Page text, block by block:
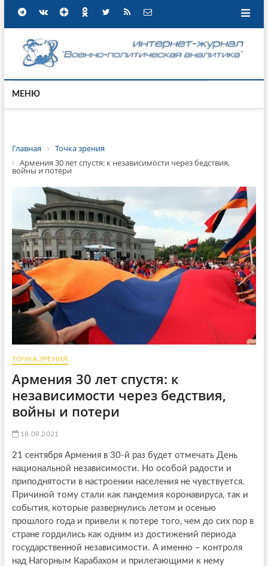
МЕНЮ
Главная
Точка зрения
Армения 30 лет спустя: к независимости через бедствия,
войны и потери
ТОЧКА ЗРЕНИЯ
Армения 30 лет спустя: к
независимости через бедствия,
войны и потери
18.09.2021
21 сентября Армения в 30-й раз будет отмечать День
национальной независимости. Но особой радости и
приподнятости в настроении населения не чувствуется.
Причиной тому стали как пандемия коронавируса, так и
события, которые развернулись летом и осенью
прошлого года и привели к потере того, чем до сих пор в
стране гордились как одним из достижений периода
государственной независимости. А именно – контроля
над Нагорным Карабахом и прилегающими к нему